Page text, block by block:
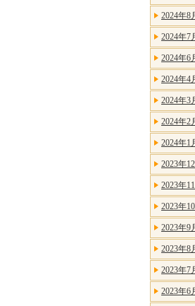
2024年8
2024年7
2024年6
2024年4
2024年3
2024年2
2024年1
2023年
2023年
2023年
2023年9
2023年8
2023年7
2023年6